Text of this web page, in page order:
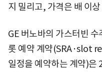
지 밀리고, 가격은 배 이
GE 버노바의 가스터빈
롯 예약 계약(SRA·slot
일정을 예약하는 계약)은